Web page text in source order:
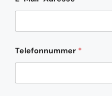
m
e
t
a
r
a
Telefonnummer *